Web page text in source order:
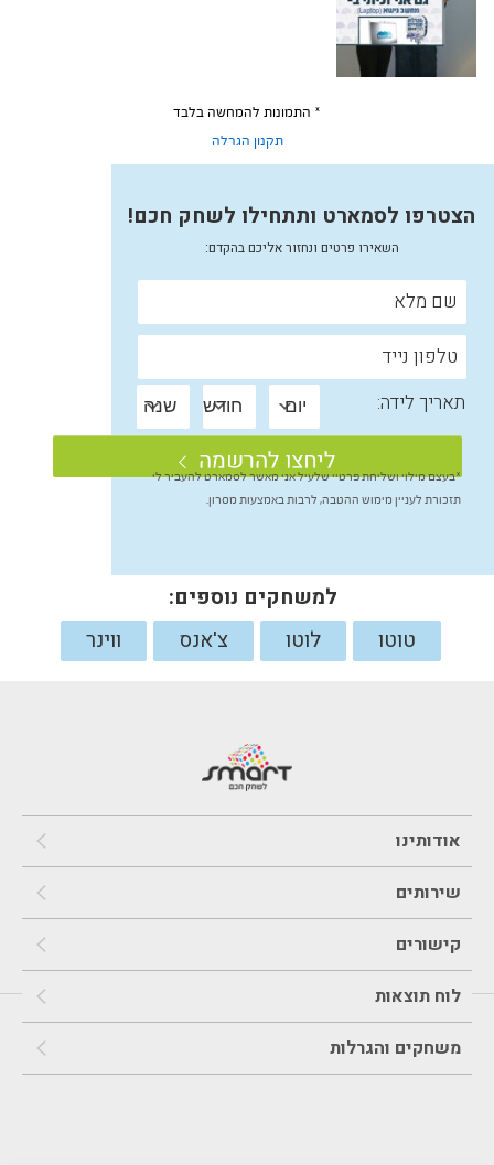
* התמונות להמחשה בלבד
תקנון הגרלה
הצטרפו לסמארט ותתחילו לשחק חכם!
השאירו פרטים ונחזור אליכם בהקדם:
תאריך לידה:
*בעצם מילוי ושליחת פרטיי שלעיל אני מאשר לסמארט להעביר לי
תזכורת לעניין מימוש ההטבה, לרבות באמצעות מסרון.
למשחקים נוספים:
טוטו
לוטו צ'אנס ווינר
אודותינו
שירותים
קישורים
לוח תוצאות
משחקים והגרלות